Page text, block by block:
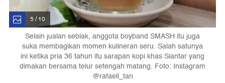
5 / 10
Selain jualan seblak, anggota boyband SMASH itu juga
suka membagikan momen kulineran seru. Salah satunya
ini ketika pria 36 tahun itu sarapan kopi khas Siantar yang
dimakan bersama telur setengah matang. Foto: Instagram
@rafaell_tan